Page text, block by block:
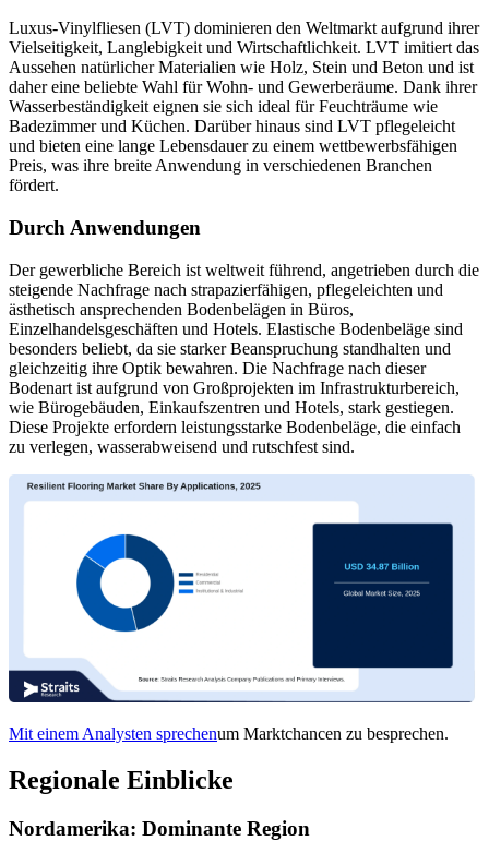
Luxus-Vinylfliesen (LVT) dominieren den Weltmarkt aufgrund ihrer
Vielseitigkeit, Langlebigkeit und Wirtschaftlichkeit. LVT imitiert das
Aussehen natürlicher Materialien wie Holz, Stein und Beton und ist
daher eine beliebte Wahl für Wohn- und Gewerberäume. Dank ihrer
Wasserbeständigkeit eignen sie sich ideal für Feuchträume wie
Badezimmer und Küchen. Darüber hinaus sind LVT pflegeleicht
und bieten eine lange Lebensdauer zu einem wettbewerbsfähigen
Preis, was ihre breite Anwendung in verschiedenen Branchen
fördert.
Durch Anwendungen
Der gewerbliche Bereich ist weltweit führend, angetrieben durch die
steigende Nachfrage nach strapazierfähigen, pflegeleichten und
ästhetisch ansprechenden Bodenbelägen in Büros,
Einzelhandelsgeschäften und Hotels. Elastische Bodenbeläge sind
besonders beliebt, da sie starker Beanspruchung standhalten und
gleichzeitig ihre Optik bewahren. Die Nachfrage nach dieser
Bodenart ist aufgrund von Großprojekten im Infrastrukturbereich,
wie Bürogebäuden, Einkaufszentren und Hotels, stark gestiegen.
Diese Projekte erfordern leistungsstarke Bodenbeläge, die einfach
zu verlegen, wasserabweisend und rutschfest sind.
Mit einem Analysten sprechenum Marktchancen zu besprechen.
Regionale Einblicke
Nordamerika: Dominante Region